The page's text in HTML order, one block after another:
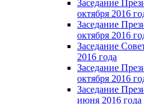
Заседание
октября 2016
Заседание
октября 2016
Заседание
2016 года
Заседание
октября 2016
Заседание
июня 2016 года